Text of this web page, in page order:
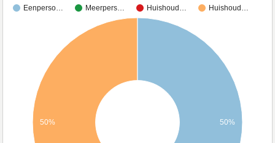
Eenperso… Meerpers… Huishoud… Huishoud…
50% 50%